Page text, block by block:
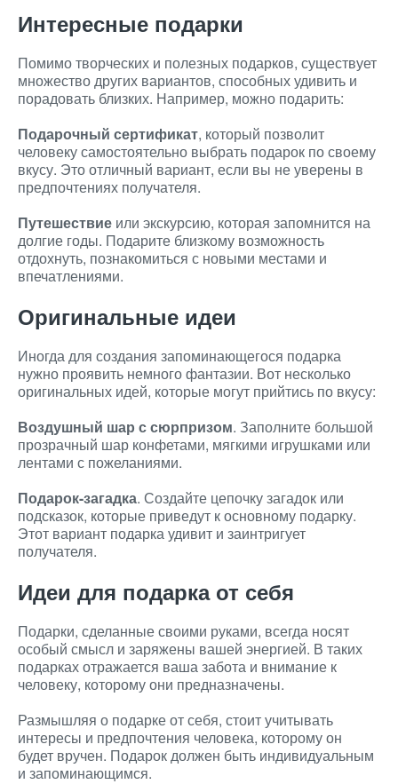
Интересные подарки
Помимо творческих и полезных подарков, существует
множество других вариантов, способных удивить и
порадовать близких. Например, можно подарить:
Подарочный сертификат, который позволит
человеку самостоятельно выбрать подарок по своему
вкусу. Это отличный вариант, если вы не уверены в
предпочтениях получателя.
Путешествие или экскурсию, которая запомнится на
долгие годы. Подарите близкому возможность
отдохнуть, познакомиться с новыми местами и
впечатлениями.
Оригинальные идеи
Иногда для создания запоминающегося подарка
нужно проявить немного фантазии. Вот несколько
оригинальных идей, которые могут прийтись по вкусу:
Воздушный шар с сюрпризом. Заполните большой
прозрачный шар конфетами, мягкими игрушками или
лентами с пожеланиями.
Подарок-загадка. Создайте цепочку загадок или
подсказок, которые приведут к основному подарку.
Этот вариант подарка удивит и заинтригует
получателя.
Идеи для подарка от себя
Подарки, сделанные своими руками, всегда носят
особый смысл и заряжены вашей энергией. В таких
подарках отражается ваша забота и внимание к
человеку, которому они предназначены.
Размышляя о подарке от себя, стоит учитывать
интересы и предпочтения человека, которому он
будет вручен. Подарок должен быть индивидуальным
и запоминающимся.